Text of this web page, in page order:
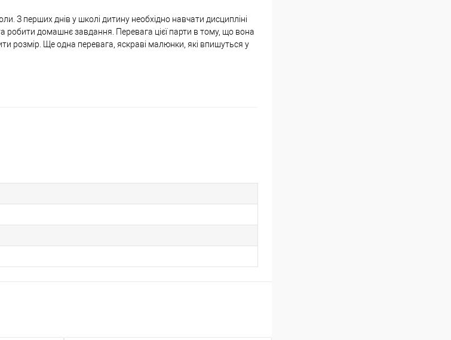
З перших днів у школі дитину необхідно навчати дисципліні
робити домашнє завдання. Перевага цієї парти в тому, що вона
розмір. Ще одна перевага, яскраві малюнки, які впишуться у